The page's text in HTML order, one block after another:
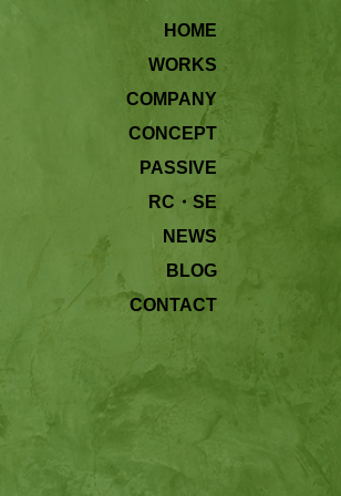
HOME
WORKS
COMPANY
CONCEPT
PASSIVE
RC・SE
NEWS
BLOG
CONTACT